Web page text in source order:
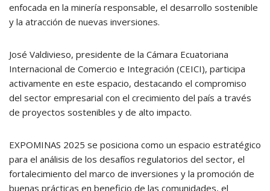
enfocada en la minería responsable, el desarrollo sostenible
y la atracción de nuevas inversiones.
José Valdivieso, presidente de la Cámara Ecuatoriana
Internacional de Comercio e Integración (CEICI), participa
activamente en este espacio, destacando el compromiso
del sector empresarial con el crecimiento del país a través
de proyectos sostenibles y de alto impacto.
EXPOMINAS 2025 se posiciona como un espacio estratégico
para el análisis de los desafíos regulatorios del sector, el
fortalecimiento del marco de inversiones y la promoción de
buenas prácticas en beneficio de las comunidades, el